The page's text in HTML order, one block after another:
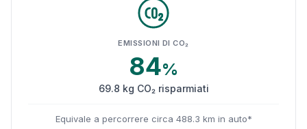
EMISSIONI DI CO₂
84%
69.8 kg CO₂ risparmiati
Equivale a percorrere circa 488.3 km in auto*